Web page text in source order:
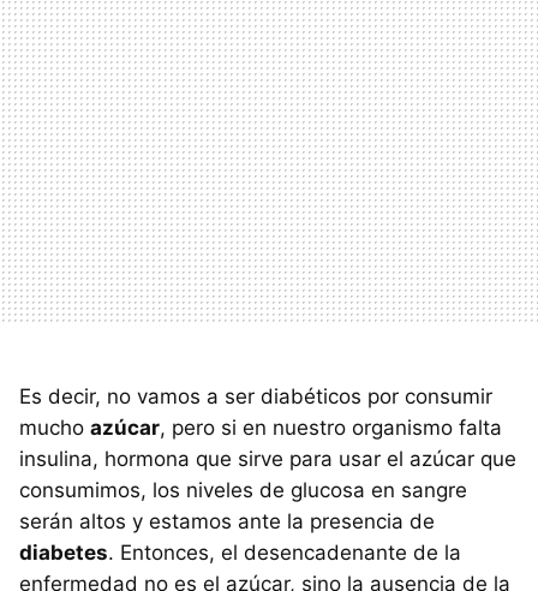
Es decir, no vamos a ser diabéticos por consumir
mucho azúcar, pero si en nuestro organismo falta
insulina, hormona que sirve para usar el azúcar que
consumimos, los niveles de glucosa en sangre
serán altos y estamos ante la presencia de
diabetes. Entonces, el desencadenante de la
enfermedad no es el azúcar, sino la ausencia de la